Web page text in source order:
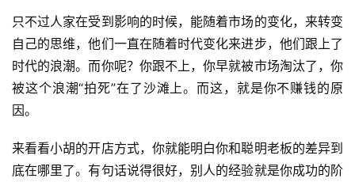
只不过人家在受到影响的时候，能随着市场的变化，来转变
自己的思维，他们一直在随着时代变化来进步，他们跟上了
时代的浪潮。而你呢？你跟不上，你早就被市场淘汰了，你
被这个浪潮“拍死”在了沙滩上。而这，就是你不赚钱的原
因。
来看看小胡的开店方式，你就能明白你和聪明老板的差异到
底在哪里了。有句话说得很好，别人的经验就是你成功的阶